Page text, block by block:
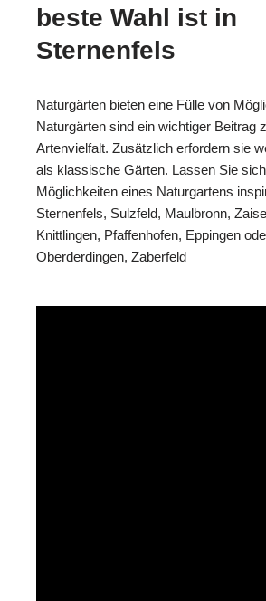
beste Wahl ist in
Sternenfels
Naturgärten bieten eine Fülle von
Naturgärten sind ein wichtiger Beitrag
Artenvielfalt. Zusätzlich erfordern sie
als klassische Gärten. Lassen Sie
Möglichkeiten eines Naturgartens
Sternenfels, Sulzfeld, Maulbronn,
Knittlingen, Pfaffenhofen, Eppingen
Oberderdingen, Zaberfeld